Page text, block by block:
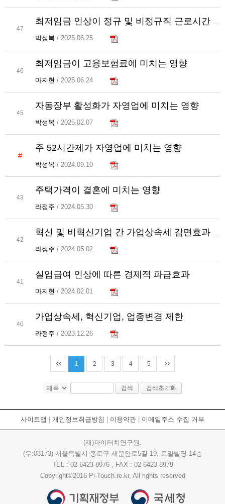
47
최저임금 인상이 정규 및 비정규직 근로시간 격차에 미치는 영향
박성복 / 2025.06.25
46
최저임금이 고용보험료에 미치는 영향
마지현 / 2025.06.24
45
자동장부 활성화가 자영업에 미치는 영향
박성복 / 2025.02.07
#
주 52시간제가 자영업에 미치는 영향
박성복 / 2024.09.10
43
주택가격이 결혼에 미치는 영향
라정주 / 2024.05.30
42
혁신 및 비혁신기업 간 가업상속세 감면효과 비교
라정주 / 2024.05.02
41
실업급여 인상에 따른 경제적 파급효과
마지현 / 2024.02.01
40
가업상속세, 혁신기업, 업종변경 제한
라정주 / 2023.12.26
1 2 3 4 5
검색 검색초기화
사이트맵 개인정보취급방침 이용약관 이메일주소 수집 거부
(재)파이터치연구원.
(우:03173) 서울특별시 종로구 새문안로5길 19, 로얄빌딩 14층
TEL : 02-6423-8976 , FAX : 02-6423-8979
Copyright©2016 Pi-Touch.re.kr, All rights reserved